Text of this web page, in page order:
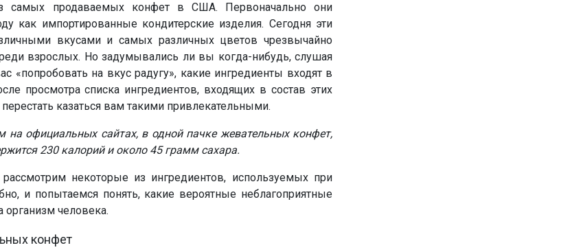
самых продаваемых конфет в США. Первоначально они
как импортированные кондитерские изделия. Сегодня эти
вкусами и самых различных цветов чрезвычайно
взрослых. Но задумывались ли вы когда-нибудь, слушая
«попробовать на вкус радугу», какие ингредиенты входят в
просмотра списка ингредиентов, входящих в состав этих
казаться вам такими привлекательными.
официальных сайтах, в одной пачке жевательных конфет,
230 калорий и около 45 грамм сахара.
некоторые из ингредиентов, используемых при
и попытаемся понять, какие вероятные неблагоприятные
организм человека.
конфет